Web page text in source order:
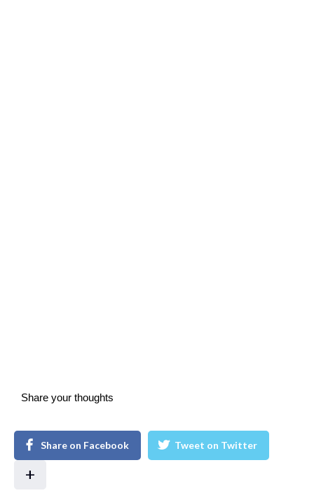
Share your thoughts
Share on Facebook Tweet on Twitter
+